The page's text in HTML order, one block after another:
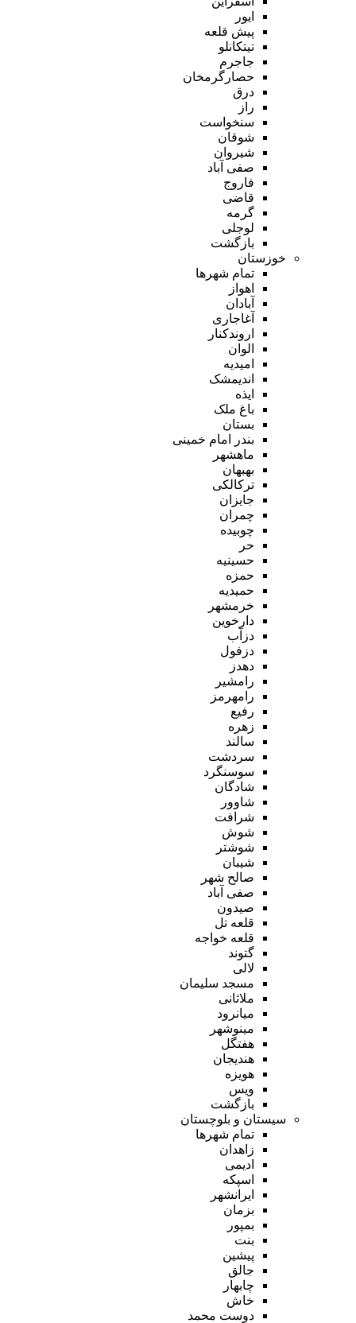
ایور
پیش قلعه
تیتکانلو
جاجرم
حصارگرمخان
درق
راز
سنخواست
شوقان
شیروان
صفی آباد
فاروج
قاضی
گرمه
لوجلی
بازگشت
خوزستان
تمام شهر‌ها
اهواز
آبادان
آغاجاری
اروندکنار
الوان
امیدیه
اندیمشک
ایذه
باغ ملک
بستان
بندر امام خمینی
ماهشهر
بهبهان
ترکالکی
جایزان
چمران
چوبیده
حر
حسینیه
حمزه
حمیدیه
خرمشهر
دارخوین
دزآب
دزفول
دهدز
رامشیر
رامهرمز
رفیع
زهره
سالند
سردشت
سوسنگرد
شادگان
شاوور
شرافت
شوش
شوشتر
شیبان
صالح شهر
صفی آباد
صیدون
قلعه تل
قلعه خواجه
گتوند
لالی
مسجد سلیمان
ملاثانی
میانرود
مینوشهر
هفتگل
هندیجان
هویزه
ویس
بازگشت
سیستان و بلوچستان
تمام شهر‌ها
زاهدان
ادیمی
اسپکه
ایرانشهر
بزمان
بمپور
بنت
پیشین
جالق
چابهار
خاش
دوست محمد